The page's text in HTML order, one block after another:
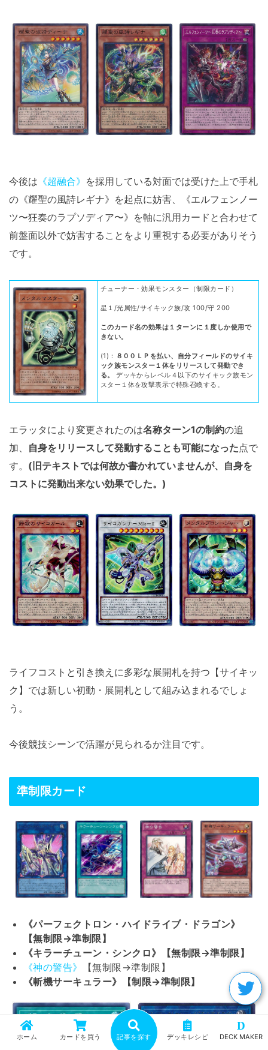
今後は 《超融合》 を採用している対面では受けた上で手札
の《耀聖の風詩レギナ》を起点に妨害、《エルフェンノー
ツ〜狂奏のラプソディア〜》を軸に汎用カードと合わせて
前盤面以外で妨害することをより重視する必要がありそう
です。
チューナー・効果モンスター（制限カード）
星１/光属性/サイキック族/攻 100/守 200
このカード名の効果は１ターンに１度しか使用で
きない。
(1)： ８００ＬＰを払い、自分フィールドのサイキ
ック族モンスター１体をリリースして発動でき
る。デッキからレベル４以下のサイキック族モン
スター１体を攻撃表示で特殊召喚する。
エラッタにより変更されたのは名称ターン1の制約の追
加、 自身をリリースして発動することも可能になった点で
す。 (旧テキストでは何故か書かれていませんが、自身を
コストに発動出来ない効果でした。)
ライフコストと引き換えに多彩な展開札を持つ【サイキッ
ク】では新しい初動・展開札として組み込まれるでしょ
う。
今後競技シーンで活躍が見られるか注目です。
準制限カード
《パーフェクトロン・ハイドライブ・ドラゴン》
【無制限→準制限】
《キラーチューン・シンクロ》【無制限→準制限】
《神の警告》
【無制限→準制限】
《斬機サーキュラー》【制限→準制限】
ホーム カードを買う 記事を探す デッキレシピ
D
DECK MAKER